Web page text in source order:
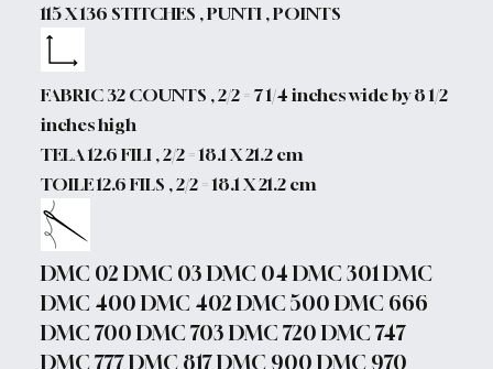
115 X 136 STITCHES , PUNTI , POINTS
FABRIC 32 COUNTS , 2/2 = 7 1/4 inches wide by 8 1/2
inches high
TELA 12.6 FILI , 2/2 = 18.1 X 21.2 cm
TOILE 12.6 FILS , 2/2 = 18.1 X 21.2 cm
DMC 02 DMC 03 DMC 04 DMC 301 DMC
DMC 400 DMC 402 DMC 500 DMC 666
DMC 700 DMC 703 DMC 720 DMC 747
DMC 777 DMC 817 DMC 900 DMC 970